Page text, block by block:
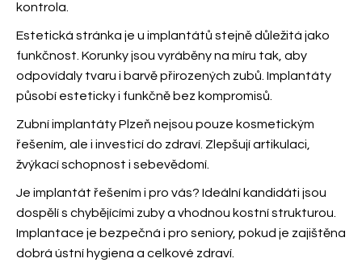
kontrola.
Estetická stránka je u implantátů stejně důležitá jako
funkčnost. Korunky jsou vyráběny na míru tak, aby
odpovídaly tvaru i barvě přirozených zubů. Implantáty
působí esteticky i funkčně bez kompromisů.
Zubní implantáty Plzeň nejsou pouze kosmetickým
řešením, ale i investicí do zdraví. Zlepšují artikulaci,
žvýkací schopnost i sebevědomí.
Je implantát řešením i pro vás? Ideální kandidáti jsou
dospělí s chybějícími zuby a vhodnou kostní strukturou.
Implantace je bezpečná i pro seniory, pokud je zajištěna
dobrá ústní hygiena a celkové zdraví.